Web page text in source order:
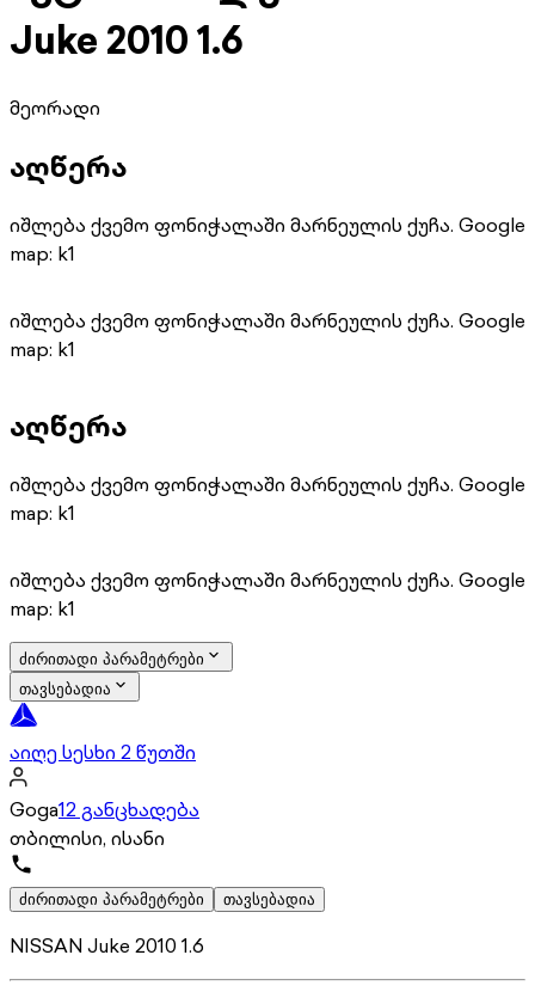
Juke 2010 1.6
მეორადი
აღწერა
იშლება ქვემო ფონიჭალაში მარნეულის ქუჩა. Google
map: k1
იშლება ქვემო ფონიჭალაში მარნეულის ქუჩა. Google
map: k1
აღწერა
იშლება ქვემო ფონიჭალაში მარნეულის ქუჩა. Google
map: k1
იშლება ქვემო ფონიჭალაში მარნეულის ქუჩა. Google
map: k1
ძირითადი პარამეტრები
თავსებადია
აიღე სესხი 2 წუთში
Goga12 განცხადება
თბილისი, ისანი
ძირითადი პარამეტრები თავსებადია
NISSAN Juke 2010 1.6